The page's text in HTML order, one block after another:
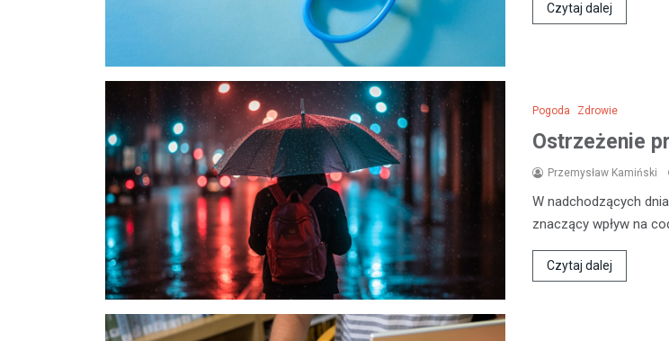
Czytaj dalej
Pogoda Zdrowie
Ostrzeżenie
Przemysław Kamiński
W nadchodzących
znaczący wpływ na
Czytaj dalej